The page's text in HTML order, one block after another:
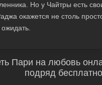
Но у Чайтры есть
окажется не столь
Пари на любовь
подряд бесплатно